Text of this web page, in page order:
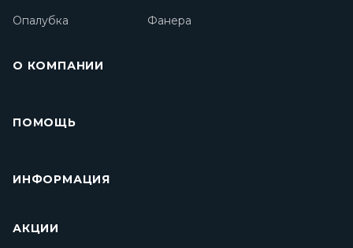
Опалубка
Фанера
О КОМПАНИИ
ПОМОЩЬ
ИНФОРМАЦИЯ
АКЦИИ